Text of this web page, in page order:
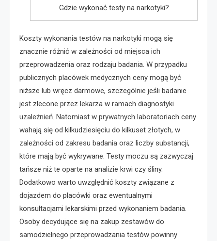
Gdzie wykonać testy na narkotyki?
Koszty wykonania testów na narkotyki mogą się
znacznie różnić w zależności od miejsca ich
przeprowadzenia oraz rodzaju badania. W przypadku
publicznych placówek medycznych ceny mogą być
niższe lub wręcz darmowe, szczególnie jeśli badanie
jest zlecone przez lekarza w ramach diagnostyki
uzależnień. Natomiast w prywatnych laboratoriach ceny
wahają się od kilkudziesięciu do kilkuset złotych, w
zależności od zakresu badania oraz liczby substancji,
które mają być wykrywane. Testy moczu są zazwyczaj
tańsze niż te oparte na analizie krwi czy śliny.
Dodatkowo warto uwzględnić koszty związane z
dojazdem do placówki oraz ewentualnymi
konsultacjami lekarskimi przed wykonaniem badania.
Osoby decydujące się na zakup zestawów do
samodzielnego przeprowadzania testów powinny